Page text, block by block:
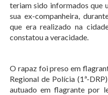
teriam sido informados que
sua ex-companheira,
que era realizado na
constatou a veracidade.
O rapaz foi preso em
Regional de Polícia (1ª-
autuado em flagrante por